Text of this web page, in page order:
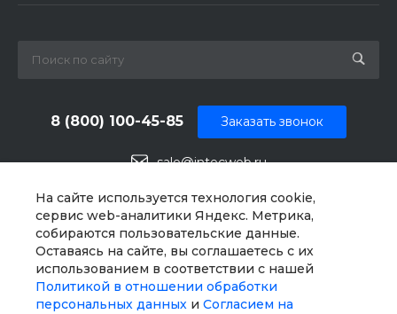
На сайте используется технология cookie,
сервис web-аналитики Яндекс. Метрика,
собираются пользовательские данные.
Оставаясь на сайте, вы соглашаетесь с их
использованием в соответствии с нашей
Политикой в отношении обработки
персональных данных и Согласием на
8 (800) 100-45-85
sale@intecweb.ru
Заказать звонок
г. Москва, ул. Люсиновская, д. 39